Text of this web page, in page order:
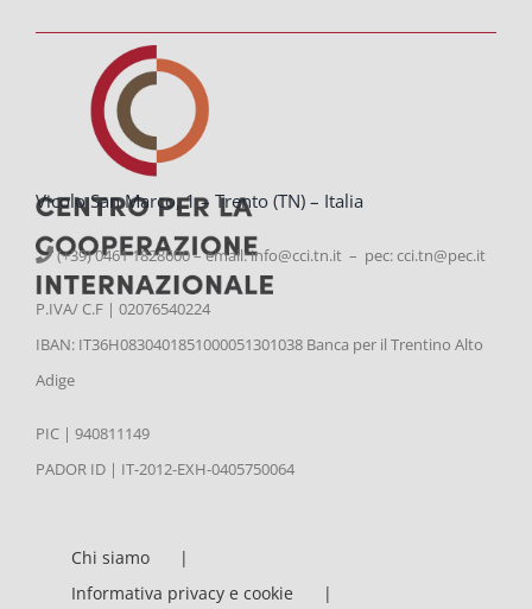
Vicolo San Marco, 1 – Trento (TN) – Italia
(+39) 0461 1828600 – email:info@cci.tn.it – pec: cci.tn@pec.it
P.IVA/ C.F | 02076540224
IBAN: IT36H0830401851000051301038 Banca per il Trentino Alto
Adige
PIC | 940811149
PADOR ID | IT-2012-EXH-0405750064
Chi siamo
Informativa privacy e cookie